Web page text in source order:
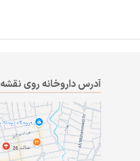
آدرس داروخانه روی نقشه